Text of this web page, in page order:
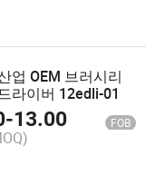
업 OEM 브러시리
라이버 12edli-01
-13.00 FOB